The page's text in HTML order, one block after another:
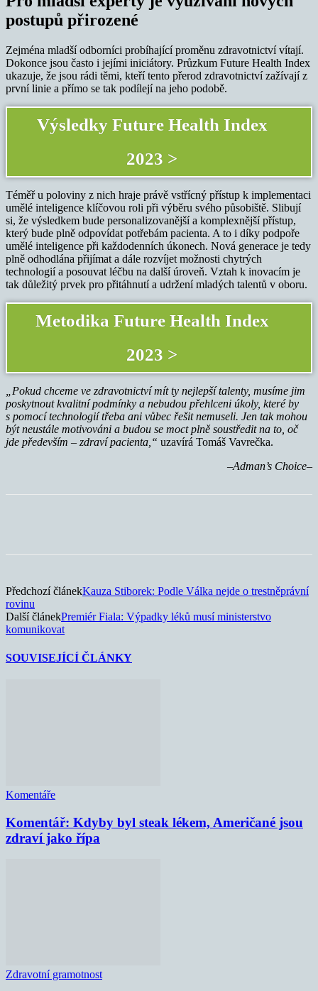
postupů přirozené
Zejména mladší odborníci probíhající proměnu zdravotnictví vítají.
Dokonce jsou často i jejími iniciátory. Průzkum Future Health Index
ukazuje, že jsou rádi těmi, kteří tento přerod zdravotnictví zažívají z
první linie a přímo se tak podílejí na jeho podobě.
Výsledky Future Health Index
2023 >
Téměř u poloviny z nich hraje právě vstřícný přístup k implementaci
umělé inteligence klíčovou roli při výběru svého působiště. Slibují
si, že výsledkem bude personalizovanější a komplexnější přístup,
který bude plně odpovídat potřebám pacienta. A to i díky podpoře
umělé inteligence při každodenních úkonech. Nová generace je tedy
plně odhodlána přijímat a dále rozvíjet možnosti chytrých
technologií a posouvat léčbu na další úroveň. Vztah k inovacím je
tak důležitý prvek pro přitáhnutí a udržení mladých talentů v oboru.
Metodika Future Health Index
2023 >
„Pokud chceme ve zdravotnictví mít ty nejlepší talenty, musíme jim
poskytnout kvalitní podmínky a nebudou přehlceni úkoly, které by
s pomocí technologií třeba ani vůbec řešit nemuseli. Jen tak mohou
být neustále motivováni a budou se moct plně soustředit na to, oč
jde především – zdraví pacienta,“ uzavírá Tomáš Vavrečka.
–Adman’s Choice–
Předchozí článekKauza Stiborek: Podle Válka nejde o trestněprávní
rovinu
Další článekPremiér Fiala: Výpadky léků musí ministerstvo
komunikovat
SOUVISEJÍCÍ ČLÁNKY
Komentáře
Komentář: Kdyby byl steak lékem, Američané jsou
zdraví jako řípa
Zdravotní gramotnost